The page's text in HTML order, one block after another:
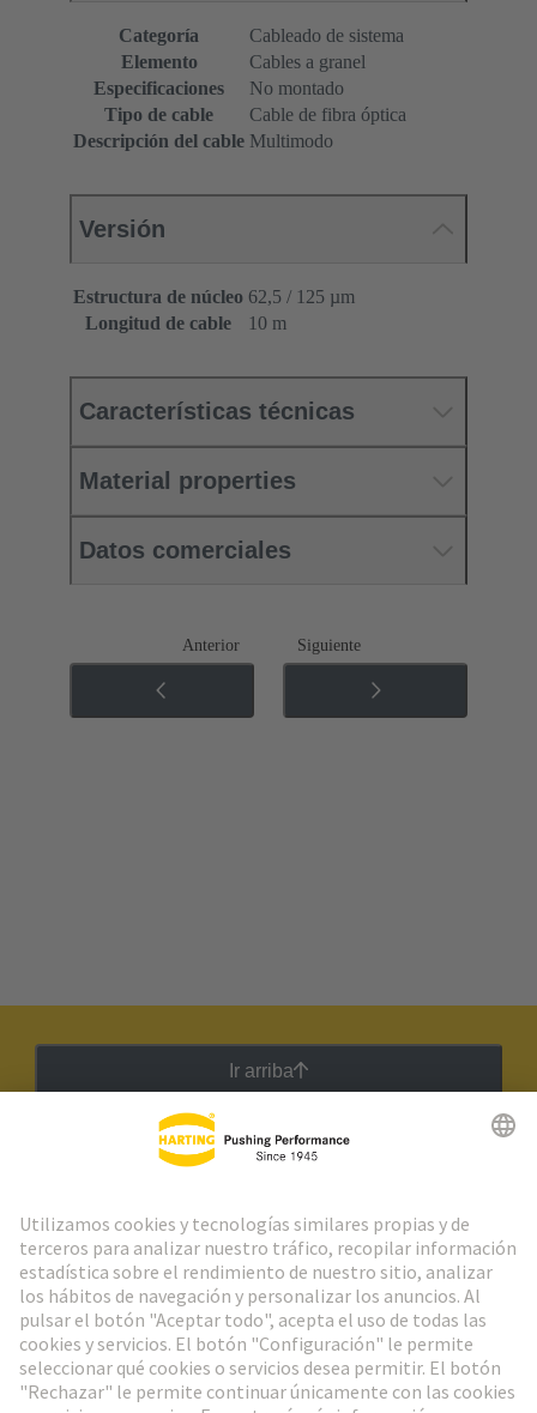
Categoría
Cableado de sistema
Elemento
Cables a granel
Especificaciones
No montado
Tipo de cable
Cable de fibra óptica
Descripción del cable Multimodo
Versión
Estructura de núcleo 62,5 / 125 µm
Longitud de cable
10 m
Características técnicas
Material properties
Datos comerciales
Anterior Siguiente
Ir arriba
Ir al registro